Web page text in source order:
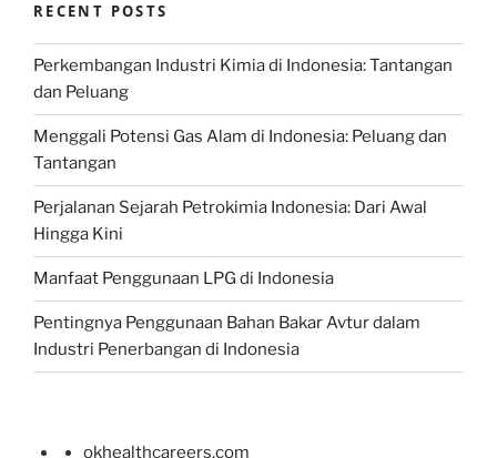
RECENT POSTS
Perkembangan Industri Kimia di Indonesia: Tantangan
dan Peluang
Menggali Potensi Gas Alam di Indonesia: Peluang dan
Tantangan
Perjalanan Sejarah Petrokimia Indonesia: Dari Awal
Hingga Kini
Manfaat Penggunaan LPG di Indonesia
Pentingnya Penggunaan Bahan Bakar Avtur dalam
Industri Penerbangan di Indonesia
okhealthcareers.com